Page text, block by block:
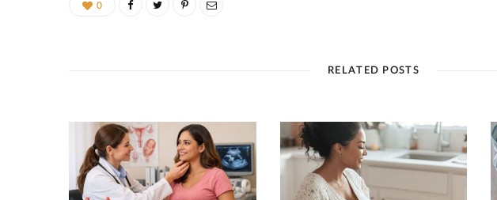
0
RELATED POSTS